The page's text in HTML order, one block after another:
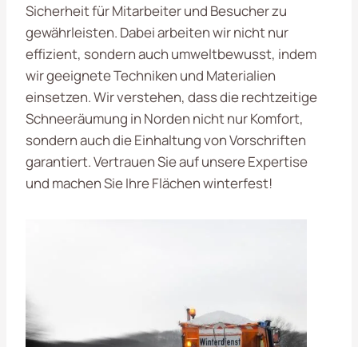
Sicherheit für Mitarbeiter und Besucher zu
gewährleisten. Dabei arbeiten wir nicht nur
effizient, sondern auch umweltbewusst, indem
wir geeignete Techniken und Materialien
einsetzen. Wir verstehen, dass die rechtzeitige
Schneeräumung in Norden nicht nur Komfort,
sondern auch die Einhaltung von Vorschriften
garantiert. Vertrauen Sie auf unsere Expertise
und machen Sie Ihre Flächen winterfest!